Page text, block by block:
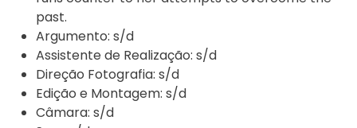
past.
Argumento: s/d
Assistente de Realização: s/d
Direção Fotografia: s/d
Edição e Montagem: s/d
Câmara: s/d